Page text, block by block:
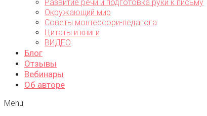
Развитие речи и подготовка руки к письму
Окружающий мир
Советы монтессори-педагога
Цитаты и книги
ВИДЕО
Блог
Отзывы
Вебинары
Об авторе
Menu